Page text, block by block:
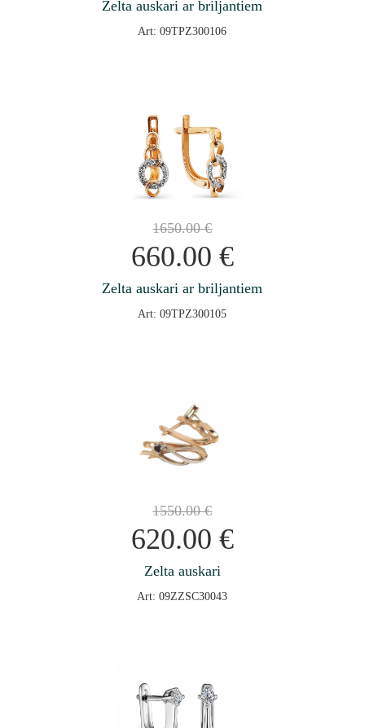
Zelta auskari ar briljantiem
Art: 09TPZ300106
1650.00€
660.00 €
Zelta auskari ar briljantiem
Art: 09TPZ300105
1550.00€
620.00 €
Zelta auskari
Art: 09ZZSC30043